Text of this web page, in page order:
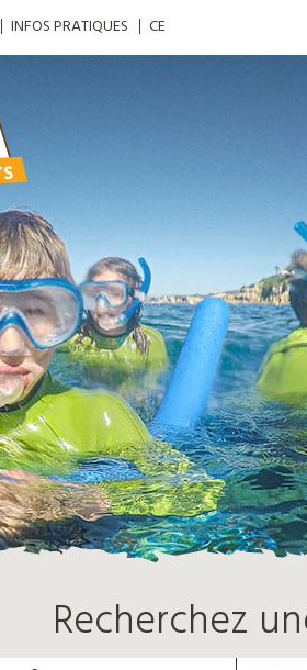
INFOS PRATIQUES CE
Recherchez